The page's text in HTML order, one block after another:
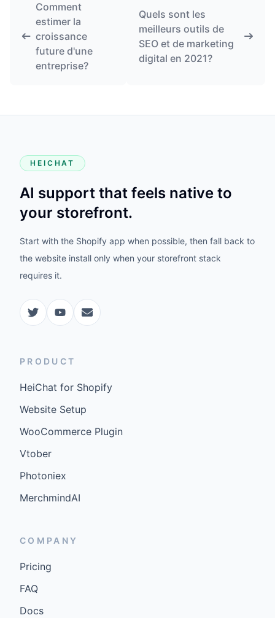
Comment
estimer la
croissance
future d'une
entreprise?
Quels sont les
meilleurs outils de
SEO et de marketing
digital en 2021?
HEICHAT
AI support that feels native to
your storefront.
Start with the Shopify app when possible, then fall back to
the website install only when your storefront stack
requires it.
PRODUCT
HeiChat for Shopify
Website Setup
WooCommerce Plugin
Vtober
Photoniex
MerchmindAI
COMPANY
Pricing
FAQ
Docs